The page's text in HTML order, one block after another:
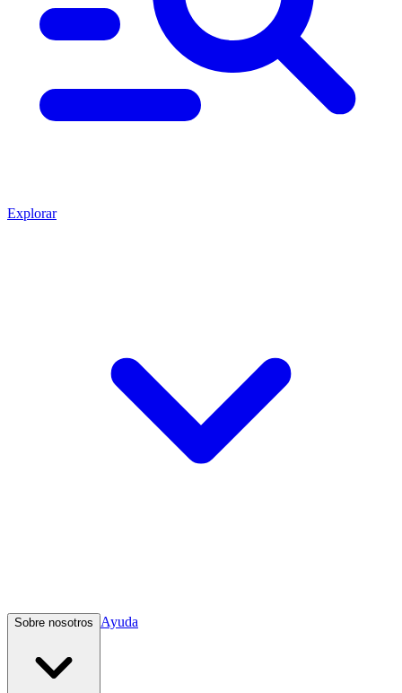
Explorar
Sobre nosotros Ayuda